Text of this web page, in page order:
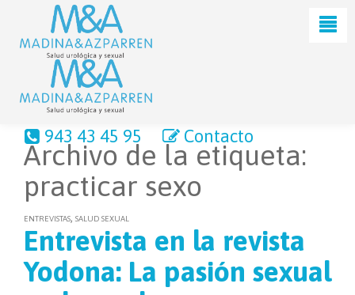
943 43 45 95 Contacto
Archivo de la etiqueta:
practicar sexo
ENTREVISTAS, SALUD SEXUAL
Entrevista en la revista
Yodona: La pasión sexual